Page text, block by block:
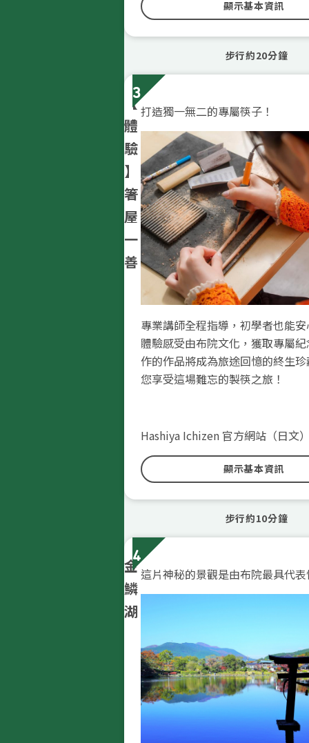
顯示基本資訊
步行約20分鐘
3
【
體
驗
】
箸
屋
一
善
打造獨一無二的專屬筷子！
專業講師全程指導，初學者也能
體驗感受由布院文化，獲取專屬
作的作品將成為旅途回憶的終生
您享受這場難忘的製筷之旅！
Hashiya Ichizen 官方網站（日文
顯示基本資訊
步行約10分鐘
4
金
鱗
湖
這片神秘的景觀是由布院最具代